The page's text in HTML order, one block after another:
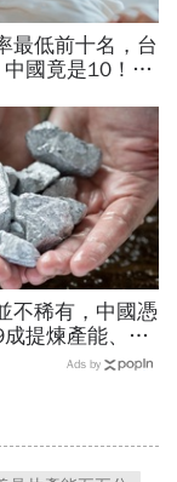
最低前十名，台
國竟是10！亞
天然避孕藥？
不稀有，中國憑
提煉產能、掐
？洪財隆解析：
Ads by